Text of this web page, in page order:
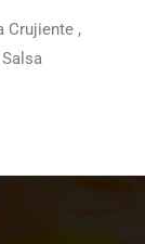
Crujiente ,